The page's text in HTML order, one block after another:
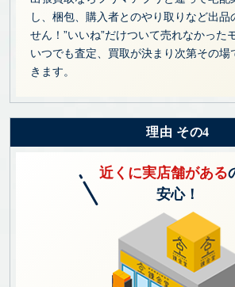
し、梱包、購入者とのやり取りなど出品
せん！”いいね”だけついて売れなかった
いつでも査定、買取が決まり次第その場
きます。
理由 その4
近くに実店舗がある
安心！